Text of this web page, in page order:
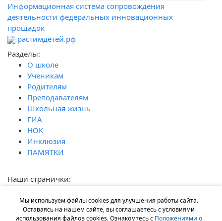
Информационная система сопровождения
деятельности федеральных инновационных
прощадок
растимдетей.рф
Разделы:
О школе
Ученикам
Родителям
Преподавателям
Школьная жизнь
ГИА
НОК
Инклюзия
ПАМЯТКИ
Наши странички:
Наши контакты:
г. Ростов-на-Дону, пр. М. Нагибина, 33.
+7 (863) 245-29-19, 245-34-93
Мы используем файлы cookies для улучшения работы сайта.
Оставаясь на нашем сайте, вы соглашаетесь с условиями
использования файлов cookies. Ознакомтесь с Положениями о